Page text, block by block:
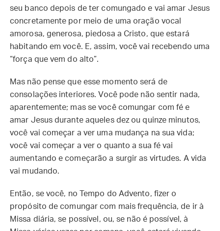
seu banco depois de ter comungado e vai amar Jesus
concretamente por meio de uma oração vocal
amorosa, generosa, piedosa a Cristo, que estará
habitando em você. E, assim, você vai recebendo uma
“força que vem do alto”.
Mas não pense que esse momento será de
consolações interiores. Você pode não sentir nada,
aparentemente; mas se você comungar com fé e
amar Jesus durante aqueles dez ou quinze minutos,
você vai começar a ver uma mudança na sua vida;
você vai começar a ver o quanto a sua fé vai
aumentando e começarão a surgir as virtudes. A vida
vai mudando.
Então, se você, no Tempo do Advento, fizer o
propósito de comungar com mais frequência, de ir à
Missa diária, se possível, ou, se não é possível, à